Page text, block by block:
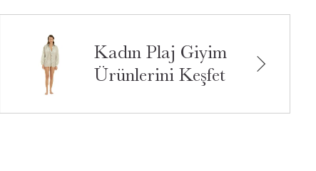
Kadın Plaj Giyim
Ürünlerini Keşfet